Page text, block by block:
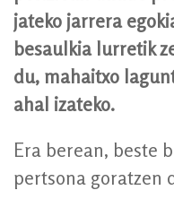
jateko jarrera
besaulkia lurretik
du, mahaitxo
ahal izateko.
Era berean, beste
pertsona goratzen